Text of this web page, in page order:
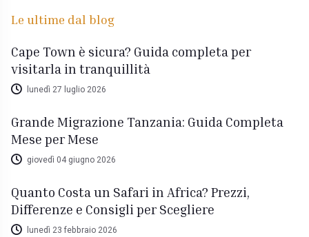
Le ultime dal blog
Cape Town è sicura? Guida completa per
visitarla in tranquillità
lunedì 27 luglio 2026
Grande Migrazione Tanzania: Guida Completa
Mese per Mese
giovedì 04 giugno 2026
Quanto Costa un Safari in Africa? Prezzi,
Differenze e Consigli per Scegliere
lunedì 23 febbraio 2026